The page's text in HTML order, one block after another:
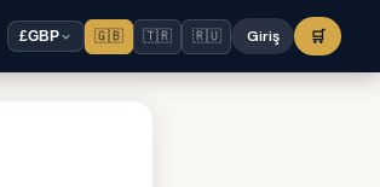
£GBP 🇬🇧 🇹🇷 🇷🇺 Giriş 🛒